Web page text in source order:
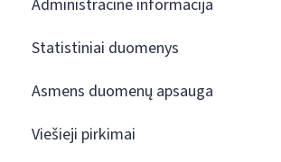
Administracinė informacija
Statistiniai duomenys
Asmens duomenų apsauga
Viešieji pirkimai